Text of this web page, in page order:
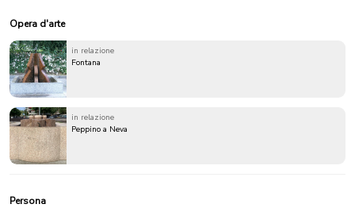
Opera d'arte
in relazione
Fontana
in relazione
Peppino a Neva
Persona